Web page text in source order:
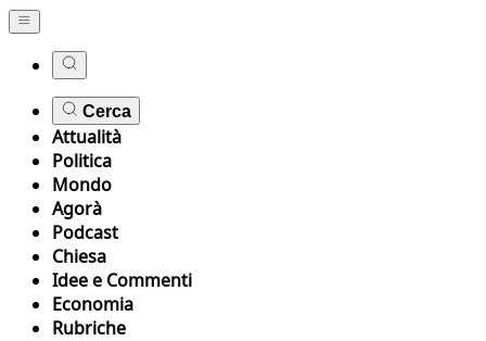
Cerca
Attualità
Politica
Mondo
Agorà
Podcast
Chiesa
Idee e Commenti
Economia
Rubriche